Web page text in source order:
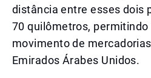
distância entre esses dois
70 quilômetros, permitindo
movimento de
Emirados Árabes Unidos.